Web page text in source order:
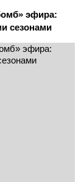
эфира:
сезонами